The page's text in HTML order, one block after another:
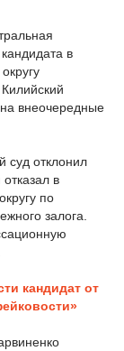
в
внеочередные
отклонил
в
по
залога.
кандидат от